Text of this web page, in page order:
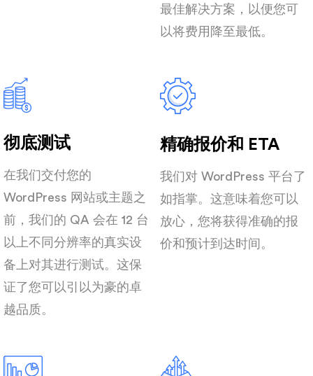
最佳解决方案，以便您可
以将费用降至最低。
彻底测试
在我们交付您的
WordPress 网站或主题之
前，我们的 QA 会在 12 台
以上不同分辨率的真实设
备上对其进行测试。这保
证了您可以引以为豪的卓
越品质。
精确报价和 ETA
我们对 WordPress 平台了
如指掌。这意味着您可以
放心，您将获得准确的报
价和预计到达时间。